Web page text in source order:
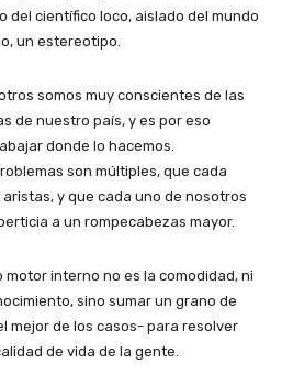
del científico loco, aislado del mundo
un estereotipo.
somos muy conscientes de las
de nuestro país, y es por eso
donde lo hacemos.
son múltiples, que cada
y que cada uno de nosotros
a un rompecabezas mayor.
interno no es la comodidad, ni
sino sumar un grano de
mejor de los casos- para resolver
de vida de la gente.